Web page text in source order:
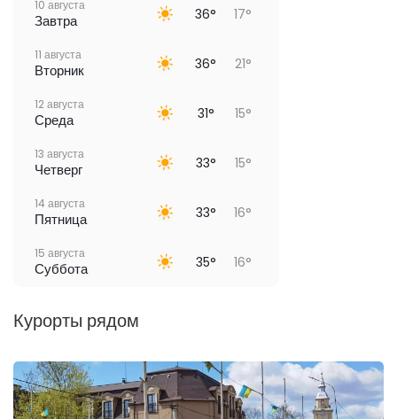
10 августа
Завтра 36° 17°
11 августа
Вторник 36° 21°
12 августа
Среда 31° 15°
13 августа
Четверг 33° 15°
14 августа
Пятница 33° 16°
15 августа
Суббота 35° 16°
Курорты рядом